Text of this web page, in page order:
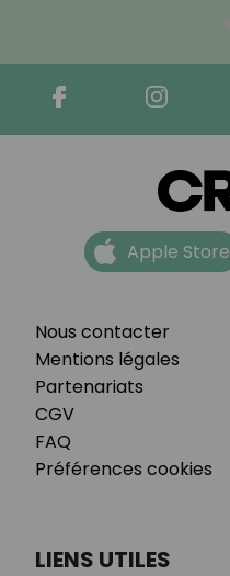
Nous contacter
Mentions légales
Partenariats
CGV
FAQ
Préférences cookies
Apple Store
LIENS UTILES